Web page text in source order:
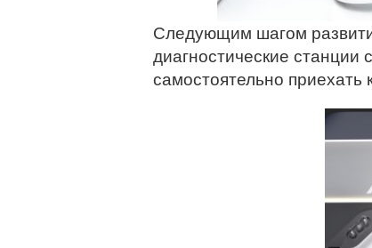
Следующим шагом
диагностические
самостоятельно